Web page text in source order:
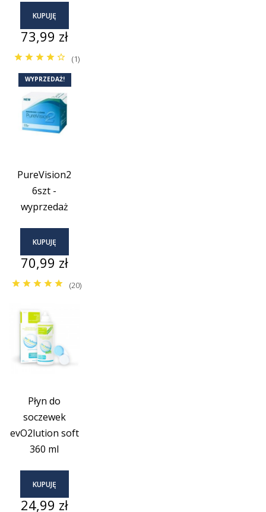
KUPUJĘ
Cena
73,99 zł
(1)
PureVision2
6szt -
wyprzedaż
KUPUJĘ
Cena
70,99 zł
WYPRZEDAŻ!
(20)
Płyn do
soczewek
evO2lution soft
360 ml
KUPUJĘ
Cena
24,99 zł